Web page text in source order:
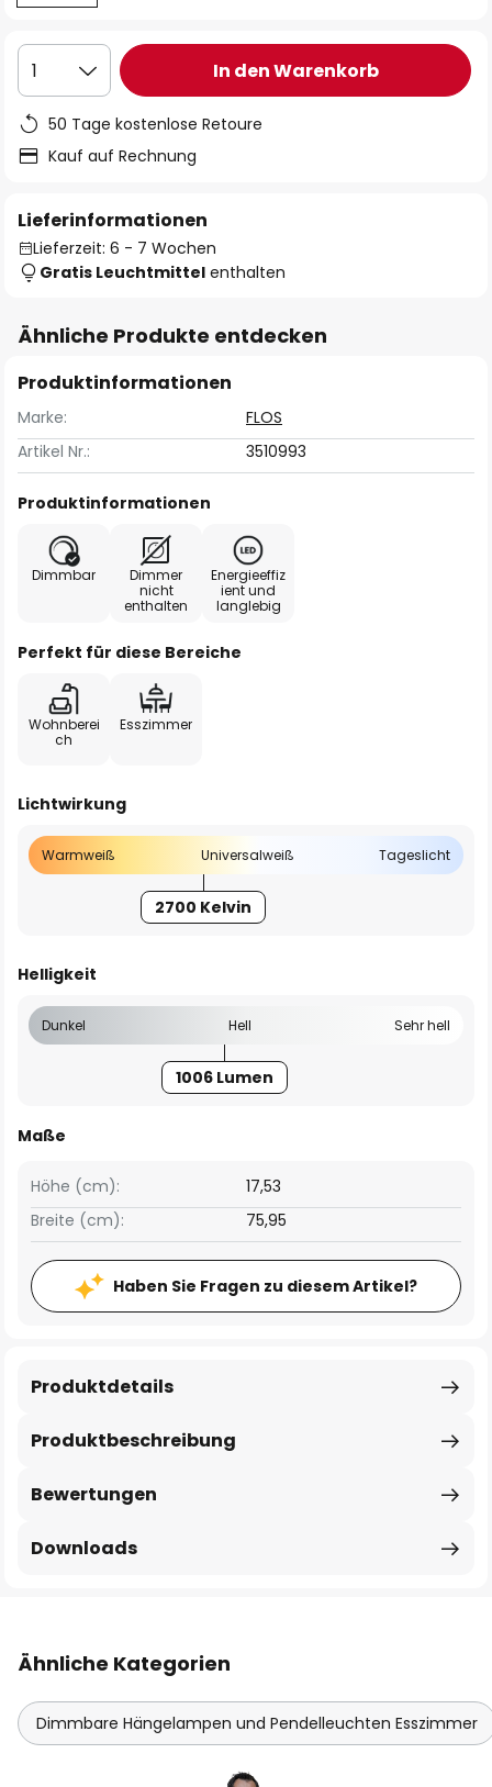
1 In den Warenkorb
50 Tage kostenlose Retoure
Kauf auf Rechnung
Lieferinformationen
Lieferzeit: 6 - 7 Wochen
Gratis Leuchtmittel enthalten
Ähnliche Produkte entdecken
Produktinformationen
Marke:
FLOS
Artikel Nr.:
3510993
Produktinformationen
Dimmbar
Dimmer
nicht
enthalten
Energieeffiz
ient und
langlebig
Perfekt für diese Bereiche
Wohnberei
ch
Esszimmer
Lichtwirkung
Warmweiß Universalweiß Tageslicht
2700 Kelvin
Helligkeit
Dunkel Hell Sehr hell
1006 Lumen
Maße
Breite (cm): 75,95
Höhe (cm): 17,53
Haben Sie Fragen zu diesem Artikel?
Produktbeschreibung
Produktdetails
Bewertungen
Downloads
Ähnliche Kategorien
Dimmbare Hängelampen und Pendelleuchten Esszimmer